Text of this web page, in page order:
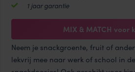
ml
aantal
1 jaar garantie
MIX & MATCH voor
Neem je snackgroente, fruit of
lekvrij mee naar werk of school in